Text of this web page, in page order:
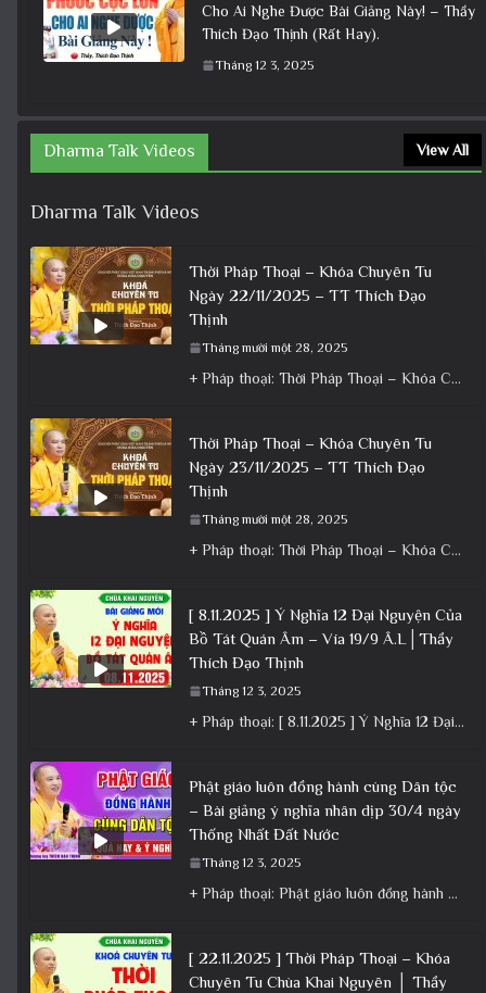
Cho Ai Nghe Được Bài Giảng Này! – Thầy
Thích Đạo Thịnh (Rất Hay).
Tháng 12 3, 2025
Dharma Talk Videos View All
Dharma Talk Videos
Thời Pháp Thoại – Khóa Chuyên Tu
Ngày 22/11/2025 – TT Thích Đạo
Thịnh
Tháng mười một 28, 2025
+ Pháp thoại: Thời Pháp Thoại – Khóa Chuyên Tu Ngày 22/11/2025 – TT Thích Đạo Thịnh + Album: Pháp
Thời Pháp Thoại – Khóa Chuyên Tu
Ngày 23/11/2025 – TT Thích Đạo
Thịnh
Tháng mười một 28, 2025
+ Pháp thoại: Thời Pháp Thoại – Khóa Chuyên Tu Ngày 23/11/2025 – TT Thích Đạo Thịnh + Album: Pháp
[ 8.11.2025 ] Ý Nghĩa 12 Đại Nguyện Của
Bồ Tát Quán Âm – Vía 19/9 Â.L│Thầy
Thích Đạo Thịnh
Tháng 12 3, 2025
+ Pháp thoại: [ 8.11.2025 ] Ý Nghĩa 12 Đại Nguyện Của Bồ Tát Quán Âm – Vía 19/9 Â.L│Thầy
Phật giáo luôn đồng hành cùng Dân tộc
– Bài giảng ý nghĩa nhân dịp 30/4 ngày
Thống Nhất Đất Nước
Tháng 12 3, 2025
+ Pháp thoại: Phật giáo luôn đồng hành cùng Dân tộc – Bài giảng ý nghĩa nhân dịp 30/4 ngày
[ 22.11.2025 ] Thời Pháp Thoại – Khóa
Chuyên Tu Chùa Khai Nguyên │ Thầy